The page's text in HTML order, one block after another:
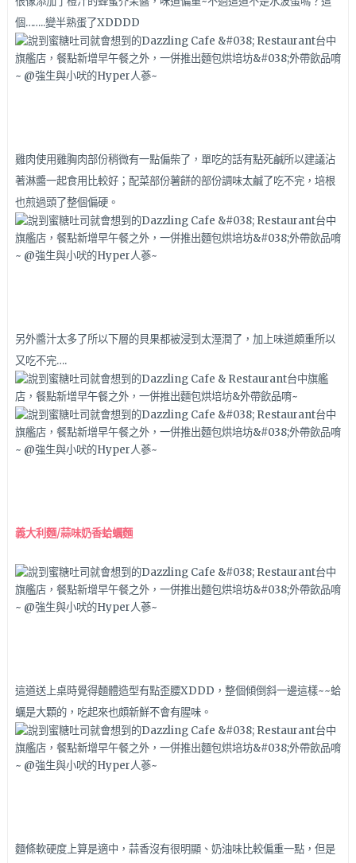
個……..變半熟蛋了XDDDD
雞肉使用雞胸肉部份稍微有一點偏柴了，單吃的話有點死鹹所以建議沾
著淋醬一起食用比較好；配菜部份薯餅的部份調味太鹹了吃不完，培根
也煎過頭了整個偏硬。
另外醬汁太多了所以下層的貝果都被浸到太溼潤了，加上味道頗重所以
又吃不完….
義大利麵/蒜味奶香蛤蠣麵
這道送上桌時覺得麵體造型有點歪腰XDDD，整個傾倒斜一邊這樣~~蛤
蠣是大顆的，吃起來也頗新鮮不會有腥味。
麵條軟硬度上算是適中，蒜香沒有很明顯、奶油味比較偏重一點，但是